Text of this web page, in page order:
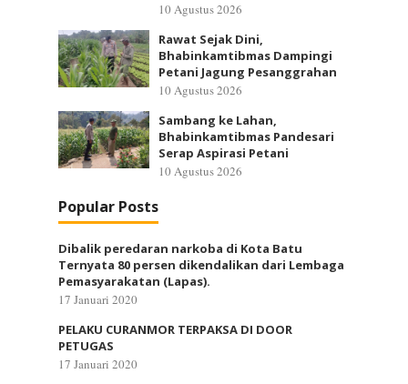
10 Agustus 2026
Rawat Sejak Dini,
Bhabinkamtibmas Dampingi
Petani Jagung Pesanggrahan
10 Agustus 2026
Sambang ke Lahan,
Bhabinkamtibmas Pandesari
Serap Aspirasi Petani
10 Agustus 2026
Popular Posts
Dibalik peredaran narkoba di Kota Batu
Ternyata 80 persen dikendalikan dari Lembaga
Pemasyarakatan (Lapas).
17 Januari 2020
PELAKU CURANMOR TERPAKSA DI DOOR
PETUGAS
17 Januari 2020